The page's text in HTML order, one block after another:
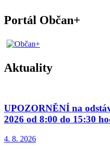
Portál Občan+
Aktuality
UPOZORNĚNÍ na
2026 od 8:00 do 15:30
4. 8. 2026